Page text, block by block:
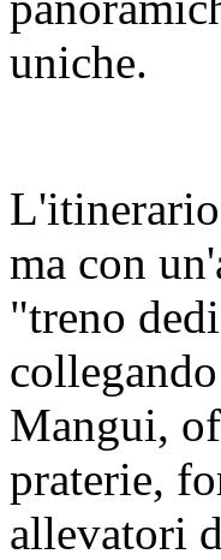
uniche.
ma con
"treno
Mangui,
praterie,
allevatori